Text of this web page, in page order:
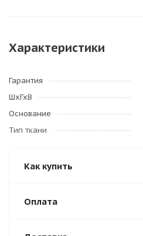
Характеристики
Гарантия
ШхГхВ
Основание
Тип ткани
Как купить
Оплата